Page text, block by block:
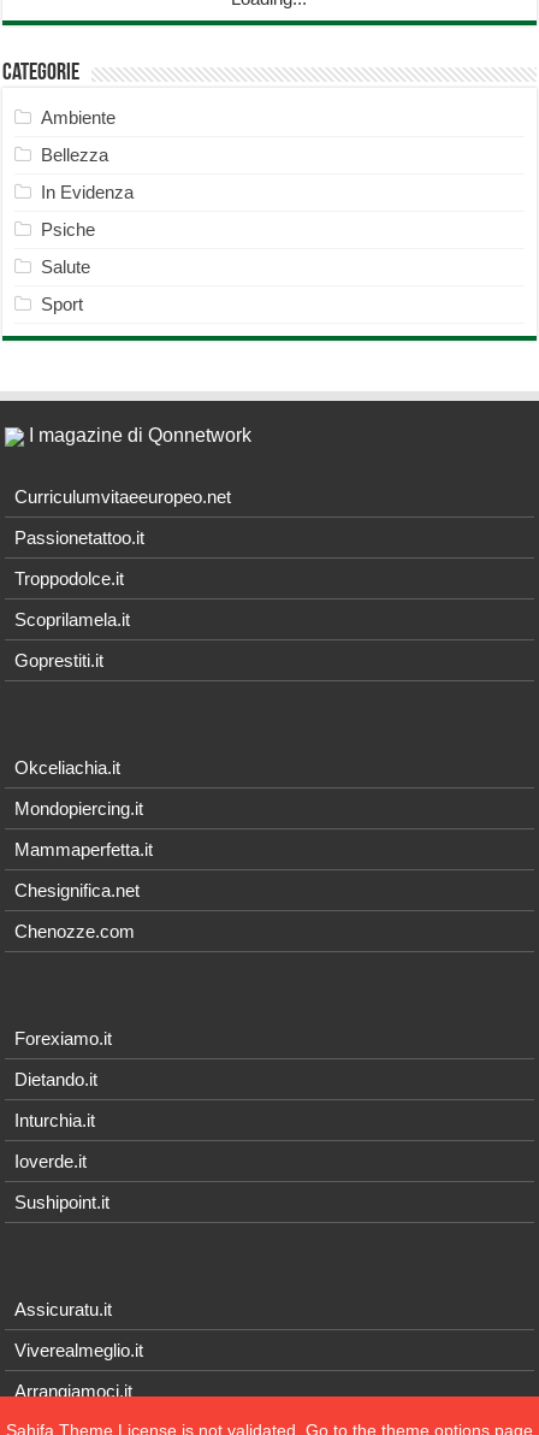
Categorie
Ambiente
Bellezza
In Evidenza
Psiche
Salute
Sport
I magazine di Qonnetwork
Curriculumvitaeeuropeo.net
Passionetattoo.it
Troppodolce.it
Scoprilamela.it
Goprestiti.it
Okceliachia.it
Mondopiercing.it
Mammaperfetta.it
Chesignifica.net
Chenozze.com
Forexiamo.it
Dietando.it
Inturchia.it
Ioverde.it
Sushipoint.it
Assicuratu.it
Viverealmeglio.it
Arrangiamoci.it
Sahifa Theme License is not validated, Go to the theme options page